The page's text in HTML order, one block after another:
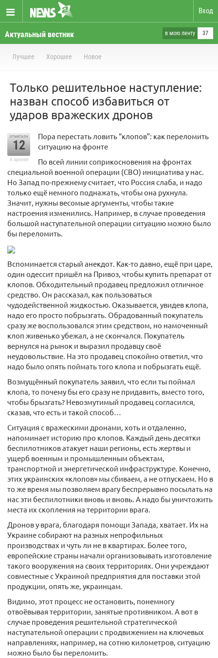
Вход
Актуальный вестник в мою ленту 37
Лучшее Хорошее Новое
Только решительное наступление:
назван способ избавиться от
ударов вражеских дронов
отметили
12
в архиве
Пора перестать ловить “клопов”: как переломить
ситуацию на фронте
По всей линии соприкосновения на фронтах
специальной военной операции (СВО) инициатива у нас.
Но Запад по-прежнему считает, что Россия слаба, и надо
только ещё немного поднажать, чтобы она рухнула.
Значит, нужны весомые аргументы, чтобы такие
настроения изменились. Например, в случае проведения
большой наступательной операции ситуацию можно было
бы переломить.
Вспоминается старый анекдот. Как-то давно, ещё при царе,
один одессит пришёл на Привоз, чтобы купить препарат от
клопов. Обходительный продавец предложил отличное
средство. Он рассказал, как пользоваться
чудодейственной жидкостью. Оказывается, увидев клопа,
надо его просто побрызгать. Обрадованный покупатель
сразу же воспользовался этим средством, но намоченный
клоп живенько убежал, а не скончался. Покупатель
вернулся на рынок и выразил продавцу своё
неудовольствие. На это продавец спокойно ответил, что
надо было опять поймать того клопа и побрызгать ещё.
Возмущённый покупатель заявил, что если ты поймал
клопа, то почему бы его сразу не придавить, вместо того,
чтобы брызгать? Невозмутимый продавец согласился,
сказав, что есть и такой способ…
Ситуация с вражескими дронами, хоть и отдаленно,
напоминает историю про клопов. Каждый день десятки
беспилотников атакует наши регионы, есть жертвы и
ущерб военным и промышленным объектам,
транспортной и энергетической инфраструктуре. Конечно,
этих украинских «клопов» мы сбиваем, а не отпускаем. Но в
то же время мы позволяем врагу беспрерывно посылать на
нас эти беспилотники вновь и вновь. А надо бы уничтожить
места их скопления на территории врага.
Дронов у врага, благодаря помощи Запада, хватает. Их на
Украине собирают на разных непрофильных
производствах и чуть ли не в квартирах. Более того,
европейские страны начали организовывать изготовление
такого вооружения на своих территориях. Они учреждают
совместные с Украиной предприятия для поставки этой
продукции, опять же, украинцам.
Видимо, этот процесс не остановить, понемногу
отвоёвывая территории, занятые противником. А вот в
случае проведения решительной стратегической
наступательной операции с продвижением на ключевых
направлениях, например, на сотню километров, ситуацию
можно было бы переломить.